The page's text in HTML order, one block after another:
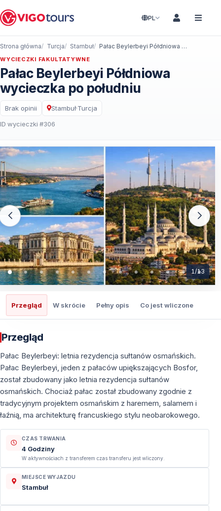
PL
Strona główna Turcja Stambuł Pałac Beylerbeyi Półdniowa wycieczka po południu
WYCIECZKI FAKULTATYWNE
Pałac Beylerbeyi Półdniowa
wycieczka po południu
Brak opinii Stambuł·Turcja
ID wycieczki #306
1/13
Przegląd W skrócie Pełny opis Co jest wliczone
Przegląd
Pałac Beylerbeyi: letnia rezydencja sułtanów osmańskich.
Pałac Beylerbeyi, jeden z pałaców upiększających Bosfor,
został zbudowany jako letnia rezydencja sułtanów
osmańskich. Chociaż pałac został zbudowany zgodnie z
tradycyjnym projektem osmańskim z haremem, salamem i
łaźnią, ma architekturę francuskiego stylu neobarokowego.
CZAS TRWANIA
4 Godziny
W aktywnościach z transferem czas transferu jest wliczony.
MIEJSCE WYJAZDU
Stambuł